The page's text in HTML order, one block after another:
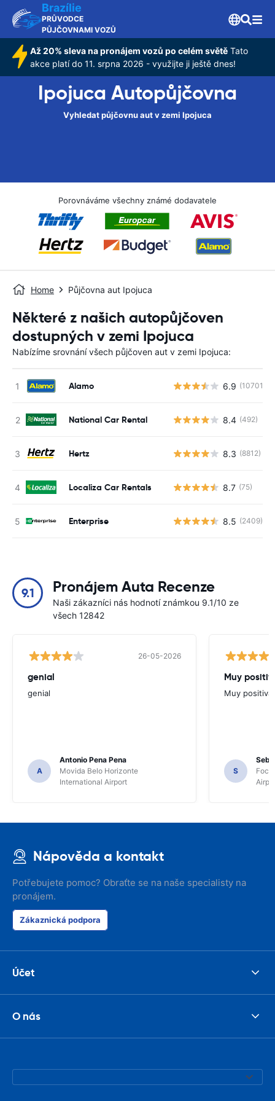
Brazílie
PRŮVODCE
PŮJČOVNAMI VOZŮ
Až 20% sleva na pronájem vozů po celém světě Tato
akce platí do 11. srpna 2026 - využijte ji ještě dnes!
Ipojuca Autopůjčovna
Vyhledat půjčovnu aut v zemi Ipojuca
Porovnáváme všechny známé dodavatele
Home Půjčovna aut Ipojuca
Některé z našich autopůjčoven
dostupných v zemi Ipojuca
Nabízíme srovnání všech půjčoven aut v zemi Ipojuca:
Alamo 6.9 (10701)
National Car Rental 8.4 (492)
Hertz 8.3 (8812)
Localiza Car Rentals 8.7 (75)
Enterprise 8.5 (2409)
9.1 Pronájem Auta Recenze
Naši zákazníci nás hodnotí známkou 9.1/10 ze
všech 12842
26-05-2026
genial
genial
A
Antonio Pena Pena
Movida Belo Horizonte
International Airport
Muy
Muy positiva
S
Foco
Nápověda a kontakt
Potřebujete pomoc? Obraťte se na naše specialisty na
pronájem.
Zákaznická podpora
Účet
O nás